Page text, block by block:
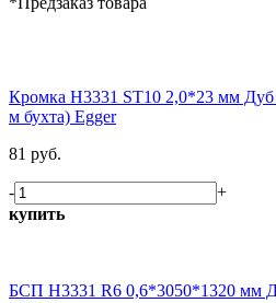
Кромка H3331 ST10 2,0*23 мм Дуб
м бухта) Egger
81 руб.
-
+
купить
БСП H3331 R6 0,6*3050*1320 мм